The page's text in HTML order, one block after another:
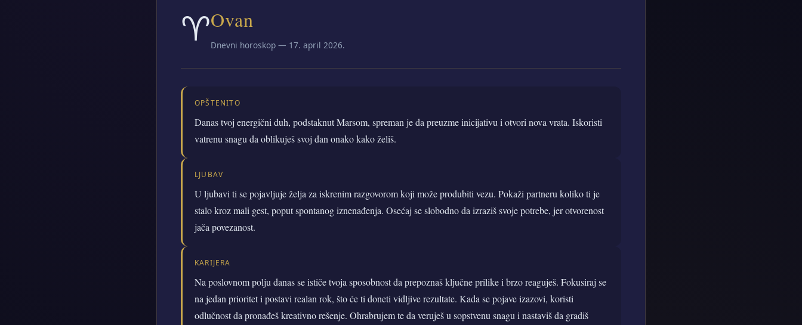
♈Ovan
Dnevni horoskop — 17. april 2026.
OPŠTENITO
Danas tvoj energični duh, podstaknut Marsom, spreman je da preuzme inicijativu i otvori nova vrata. Iskoristi
vatrenu snagu da oblikuješ svoj dan onako kako želiš.
LJUBAV
U ljubavi ti se pojavljuje želja za iskrenim razgovorom koji može produbiti vezu. Pokaži partneru koliko ti je
stalo kroz mali gest, poput spontanog iznenađenja. Osećaj se slobodno da izraziš svoje potrebe, jer otvorenost
jača povezanost.
KARIJERA
Na poslovnom polju danas se ističe tvoja sposobnost da prepoznaš ključne prilike i brzo reaguješ. Fokusiraj se
na jedan prioritet i postavi realan rok, što će ti doneti vidljive rezultate. Kada se pojave izazovi, koristi
odlučnost da pronađeš kreativno rešenje. Ohrabrujem te da veruješ u sopstvenu snagu i nastaviš da gradiš